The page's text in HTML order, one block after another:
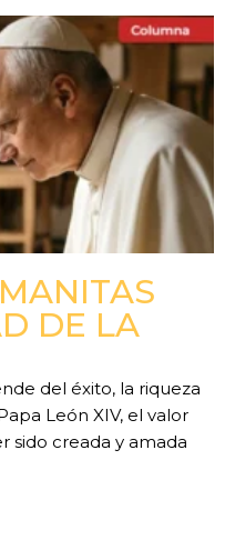
DE LA
del éxito, la riqueza
León XIV, el valor
sido creada y amada